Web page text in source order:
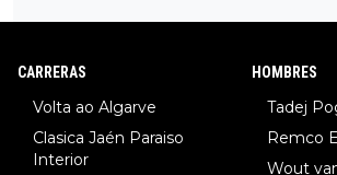
8.Lenny Martinez (Bahrein), 9. Van Belle
CARRERAS
Volta ao Algarve
Clasica Jaén Paraiso
Interior
HOMBRES
Tadej
Remco
Wout